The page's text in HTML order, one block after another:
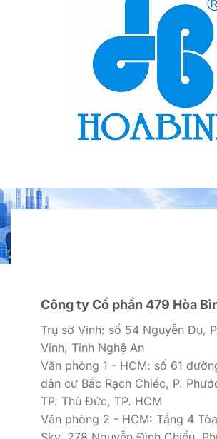
Công ty Cổ phần 479 Hòa
Trụ sở Vinh: số 54 Nguyễn Du,
Vinh, Tỉnh Nghệ An
Văn phòng 1 - HCM: số 61
dân cư Bắc Rạch Chiếc, P.
TP. Thủ Đức, TP. HCM
Văn phòng 2 - HCM: Tầng 4